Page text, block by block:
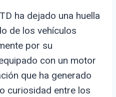
ha dejado una huella
de los vehículos
por su
con un motor
que ha generado
curiosidad entre los